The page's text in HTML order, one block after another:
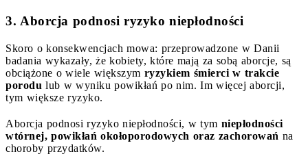
3. Aborcja podnosi ryzyko niepłodności
Skoro o konsekwencjach mowa: przeprowadzone w Danii
badania wykazały, że kobiety, które mają za sobą aborcje, są
obciążone o wiele większym ryzykiem śmierci w trakcie
porodu lub w wyniku powikłań po nim. Im więcej aborcji,
tym większe ryzyko.
Aborcja podnosi ryzyko niepłodności, w tym niepłodności
wtórnej, powikłań okołoporodowych oraz zachorowań na
choroby przydatków.